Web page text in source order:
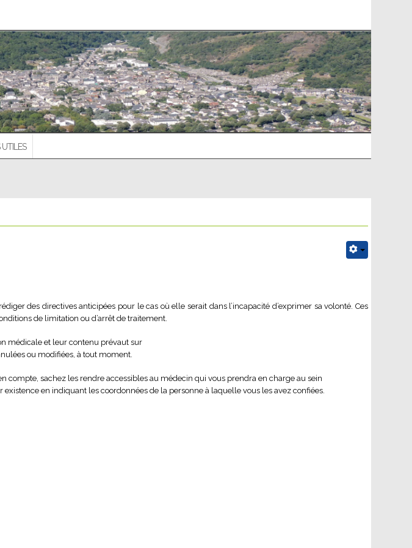
UTILES
des directives anticipées pour le cas où elle serait dans l’incapacité d’exprimer sa volonté. Ces
de limitation ou d’arrêt de traitement.
médicale et leur contenu prévaut sur
ou modifiées, à tout moment.
compte, sachez les rendre accessibles au médecin qui vous prendra en charge au sein
en indiquant les coordonnées de la personne à laquelle vous les avez confiées.